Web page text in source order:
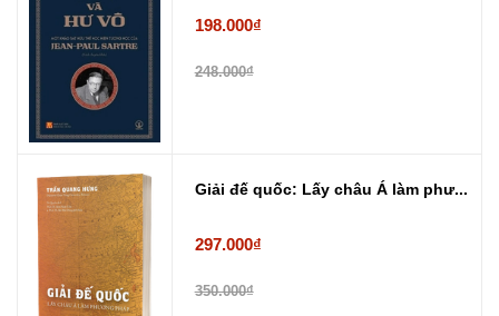
198.000₫
248.000₫
Giải đế quốc: Lấy châu Á làm phư...
297.000₫
350.000₫